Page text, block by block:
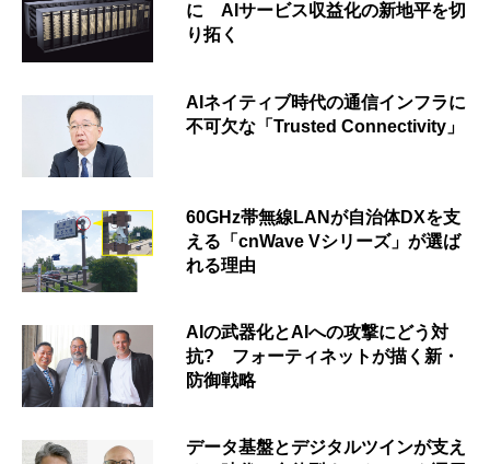
に AIサービス収益化の新地平を切
り拓く
AIネイティブ時代の通信インフラに
不可欠な「Trusted Connectivity」
60GHz帯無線LANが自治体DXを支
える「cnWave Vシリーズ」が選ば
れる理由
AIの武器化とAIへの攻撃にどう対
抗? フォーティネットが描く新・
防御戦略
データ基盤とデジタルツインが支え